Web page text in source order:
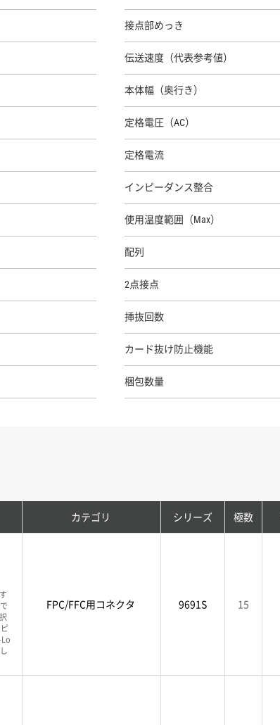
接点部めっき
伝送速度（代表参考値）
本体幅（奥行き）
定格電圧（AC）
定格電流
インピーダンス整合
使用温度範囲（Max）
配列
2点接点
挿抜回数
カード抜け防止機能
梱包数量
カテゴリ シリーズ 極数
FPC/FFC用コネクタ 9691S 15